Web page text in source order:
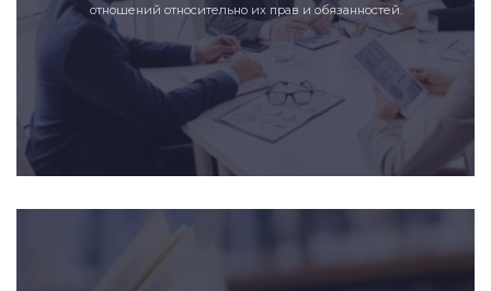
отношений относительно их прав и обязанностей.